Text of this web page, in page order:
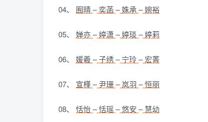
04、 囿晴–奕菡–姝承 –婉裕
05、 婵亦 –婷潇–婷琰 –婷莉
06、 媛羲–子绣–宁玲–宏菁
07、 宣槿–尹珊–岚羽 –恒丽
08、 恬怡–恬瑶–悠安 –慧幼